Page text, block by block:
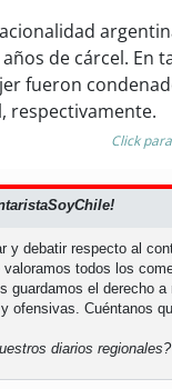
de cárcel. En
fueron
respectivamente.
Click
y debatir respecto al
todos los
guardamos el derecho a
ofensivas. Cuéntanos
diarios